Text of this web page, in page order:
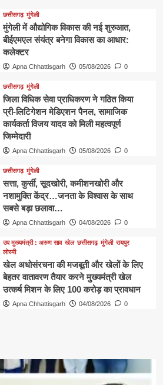
छत्तीसगढ़ मुंगेली
मुंगेली में औद्योगिक विकास की नई शुरुआत,
बीईएमएल संयंत्र बनेगा विकास का आधार:
कलेक्टर
Apna Chhattisgarh 05/08/2026 0
छत्तीसगढ़ मुंगेली
जिला विधिक सेवा प्राधिकरण ने गठित किया
प्री-लिटिगेशन मेडिएशन पैनल, सामाजिक
कार्यकर्ता विजय यादव को मिली महत्वपूर्ण
जिम्मेदारी
Apna Chhattisgarh 05/08/2026 0
छत्तीसगढ़ मुंगेली
​सत्ता, कुर्सी, सूदखोरी, कमीशनखोरी और
नशामुक्ति केंद्र…जनता के विश्वास के साथ
सबसे बड़ा छलावा…
Apna Chhattisgarh 04/08/2026 0
उप मुख्यमंत्री : अरुण साव खेल छत्तीसगढ़ मुंगेली रायपुर
लोरमी
खेल अधोसंरचना की मजबूती और खेलों के लिए
बेहतर वातावरण तैयार करने मुख्यमंत्री खेल
उत्कर्ष मिशन के लिए 100 करोड़ का प्रावधान
Apna Chhattisgarh 04/08/2026 0